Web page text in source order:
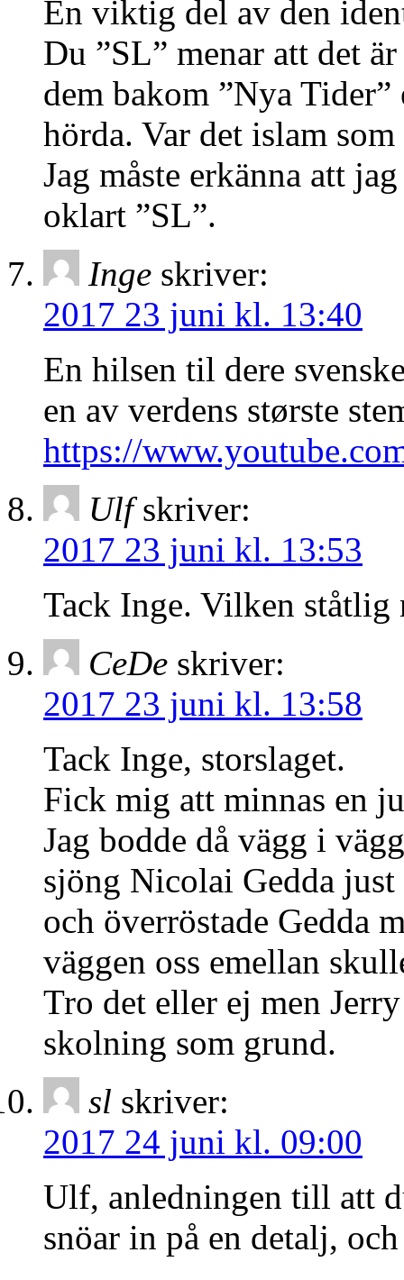
En viktig del av den
Du ”SL” menar att det
dem bakom ”Nya
hörda. Var det islam
Jag måste erkänna att
oklart ”SL”.
Inge skriver:
2017 23 juni kl. 13:40
En hilsen til dere
en av verdens største
https://
Ulf skriver:
2017 23 juni kl. 13:53
Tack Inge. Vilken ståtlig
CeDe skriver:
2017 23 juni kl. 13:58
Tack Inge, storslaget.
Fick mig att minnas en
Jag bodde då vägg i
sjöng Nicolai Gedda
och överröstade Gedda
väggen oss emellan
Tro det eller ej men
skolning som grund.
sl skriver:
2017 24 juni kl. 09:00
Ulf, anledningen till att
snöar in på en detalj,